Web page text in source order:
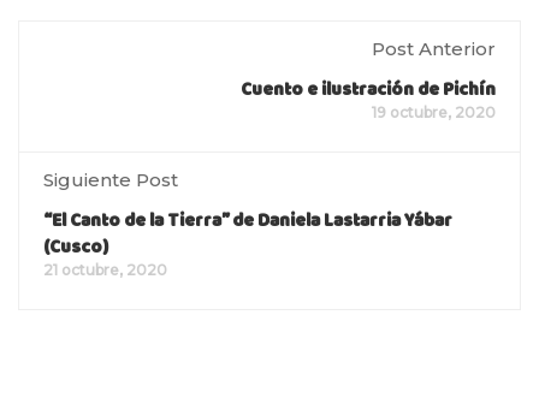
Post Anterior
Cuento e ilustración de Pichín
19 octubre, 2020
Siguiente Post
“El Canto de la Tierra” de Daniela Lastarria Yábar
(Cusco)
21 octubre, 2020